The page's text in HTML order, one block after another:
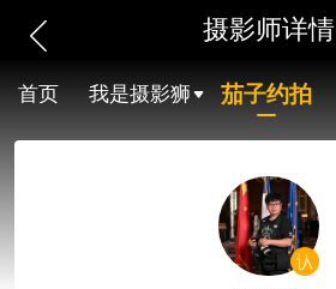
摄影师详情
首页 我是摄影狮 茄子约拍